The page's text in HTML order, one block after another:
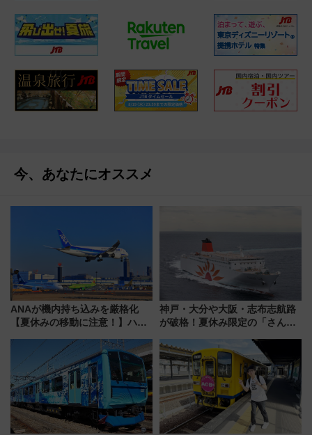
今、あなたにオススメ
ANAが機内持ち込みを厳格化
【夏休みの移動に注意！】ハン
「身の回り品」新サイズ制限
(40×30×20cm)おさらい
神戸・大分や大阪・志布志航路
が破格！夏休み限定の「さんふ
ート 夕朝食ビュッフェ付きで
快適な船旅はいかが？